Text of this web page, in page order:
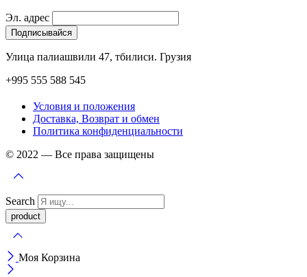
Эл. адрес
Улица палиашвили 47, тбилиси. Грузия
+995 555 588 545
Условия и положения
Доставка, Возврат и обмен
Политика конфиденциальности
© 2022 — Все права защищены
Search
Моя Корзина